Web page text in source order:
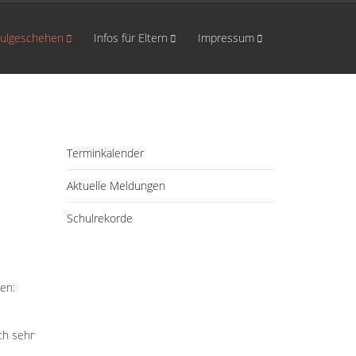
Infos für Eltern Impressum
sehr
Terminkalender
Aktuelle Meldungen
Schulrekorde